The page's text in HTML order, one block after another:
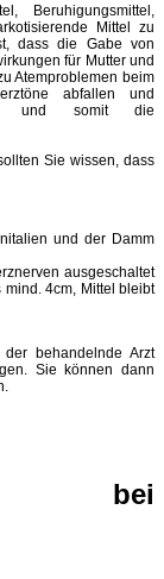
Beruhigungsmittel,
Mittel zu
dass die Gabe von
für Mutter und
Atemproblemen beim
abfallen und
und somit die
Sie wissen, dass
und der Damm
ausgeschaltet
4cm, Mittel bleibt
behandelnde Arzt
Sie können dann
bei